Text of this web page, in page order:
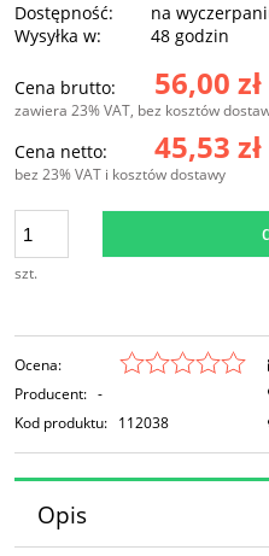
Dostępność:
na
Wysyłka w:
48 godzin
Cena brutto: 56,00 zł
zawiera 23% VAT, bez kosztów
Cena netto: 45,53 zł
bez 23% VAT i kosztów dostawy
szt.
Ocena:
Producent: -
Kod produktu: 112038
Opis